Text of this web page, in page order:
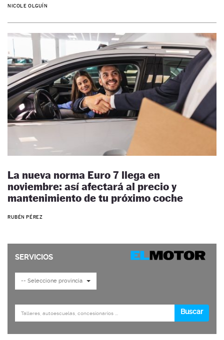
NICOLE OLGUÍN
La nueva norma Euro 7 llega en
noviembre: así afectará al precio y
mantenimiento de tu próximo coche
RUBÉN PÉREZ